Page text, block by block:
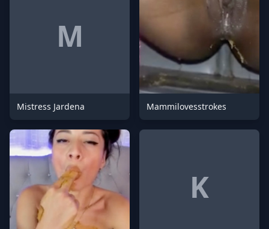
M
Mistress Jardena Mammilovesstrokes
K